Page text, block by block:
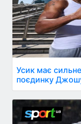
Усик має
поєдинку